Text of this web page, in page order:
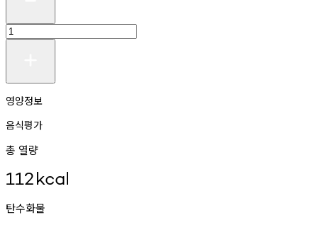
영양정보
음식평가
총 열량
112kcal
탄수화물